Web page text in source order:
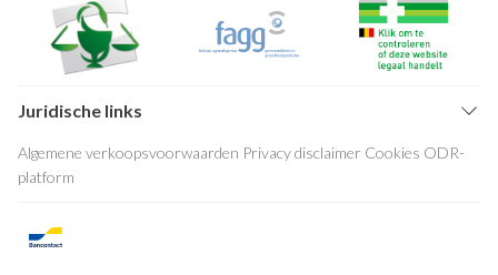
Juridische links
Algemene verkoopsvoorwaarden Privacy disclaimer Cookies ODR-
platform